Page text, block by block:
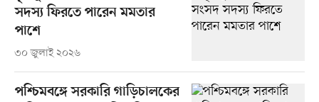
সদস্য ফিরতে পারেন মমতার
পাশে
৩০ জুলাই ২০২৬
পশ্চিমবঙ্গে সরকারি গাড়িচালকের